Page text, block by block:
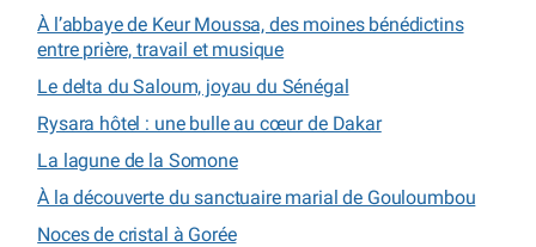
À l’abbaye de Keur Moussa, des moines bénédictins
entre prière, travail et musique
Le delta du Saloum, joyau du Sénégal
Rysara hôtel : une bulle au cœur de Dakar
La lagune de la Somone
À la découverte du sanctuaire marial de Gouloumbou
Noces de cristal à Gorée